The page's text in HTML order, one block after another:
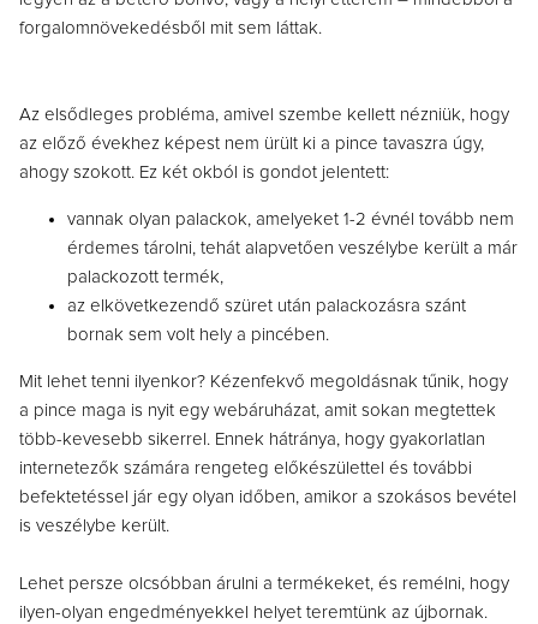
forgalomnövekedésből mit sem láttak.
Az elsődleges probléma, amivel szembe kellett nézniük, hogy
az előző évekhez képest nem ürült ki a pince tavaszra úgy,
ahogy szokott. Ez két okból is gondot jelentett:
vannak olyan palackok, amelyeket 1-2 évnél tovább nem
érdemes tárolni, tehát alapvetően veszélybe került a már
palackozott termék,
az elkövetkezendő szüret után palackozásra szánt
bornak sem volt hely a pincében.
Mit lehet tenni ilyenkor? Kézenfekvő megoldásnak tűnik, hogy
a pince maga is nyit egy webáruházat, amit sokan megtettek
több-kevesebb sikerrel. Ennek hátránya, hogy gyakorlatlan
internetezők számára rengeteg előkészülettel és további
befektetéssel jár egy olyan időben, amikor a szokásos bevétel
is veszélybe került.
Lehet persze olcsóbban árulni a termékeket, és remélni, hogy
ilyen-olyan engedményekkel helyet teremtünk az újbornak.